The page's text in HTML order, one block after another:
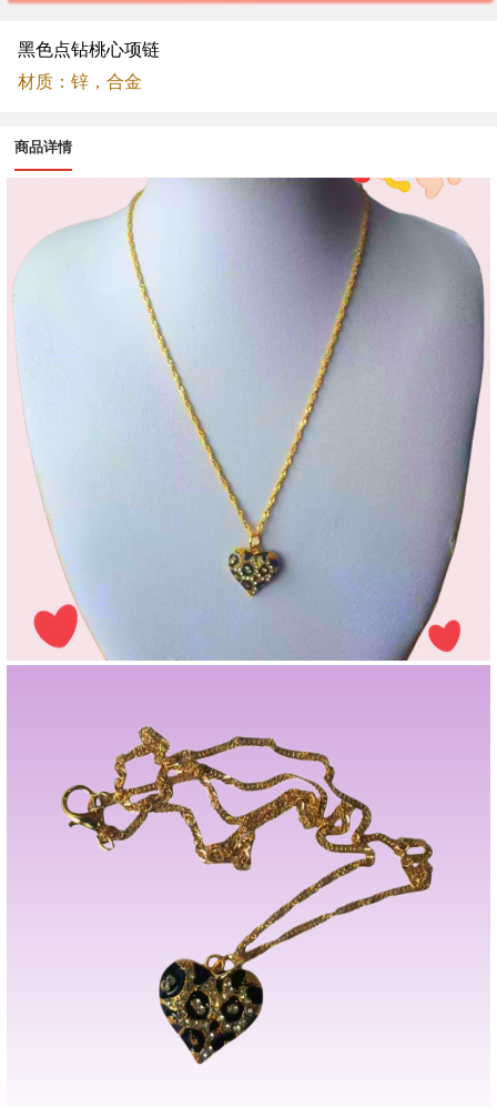
黑色点钻桃心项链
材质：锌，合金
商品详情